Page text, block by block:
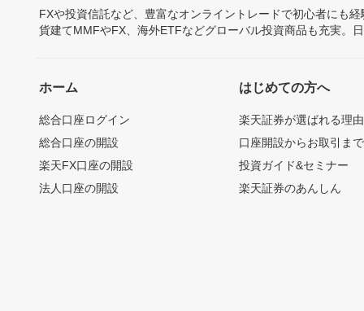
FXや投資信託など、豊富なオンライントレードで初心者にも
貨建てMMFやFX、海外ETFなどグローバル投資商品も充実。
ホーム
総合口座ログイン
総合口座の開設
楽天FX口座の開設
法人口座の開設
はじめての方へ
楽天証券が選ばれる理由
口座開設からお取引ま
投資ガイド&セミナー
楽天証券のあんしん